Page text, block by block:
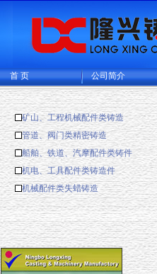
首 页 公司简介
矿山、工程机械配件类铸造
管道、阀门类精密铸造
船舶、铁道、汽摩配件类铸件
机电、工具配件类铸造件
机械配件类失蜡铸造